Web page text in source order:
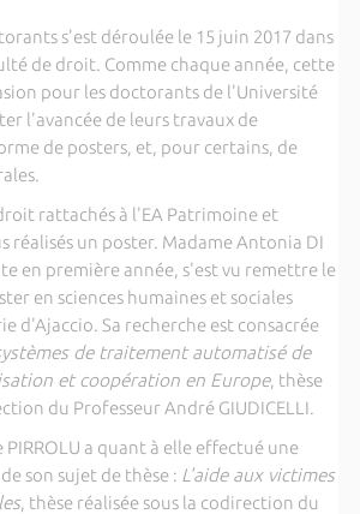
s'est déroulée le 15 juin 2017 dans
de droit. Comme chaque année, cette
pour les doctorants de l'Université
l'avancée de leurs travaux de
de posters, et, pour certains, de
rattachés à l'EA Patrimoine et
réalisés un poster. Madame Antonia DI
en première année, s'est vu remettre le
en sciences humaines et sociales
d'Ajaccio. Sa recherche est consacrée
de traitement automatisé de
et coopération en Europe, thèse
du Professeur André GIUDICELLI.
a quant à elle effectué une
son sujet de thèse : L'aide aux victimes
, thèse réalisée sous la codirection du